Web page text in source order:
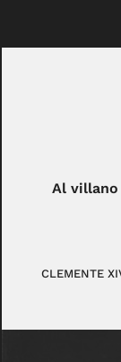
Al villano
CLEMENTE